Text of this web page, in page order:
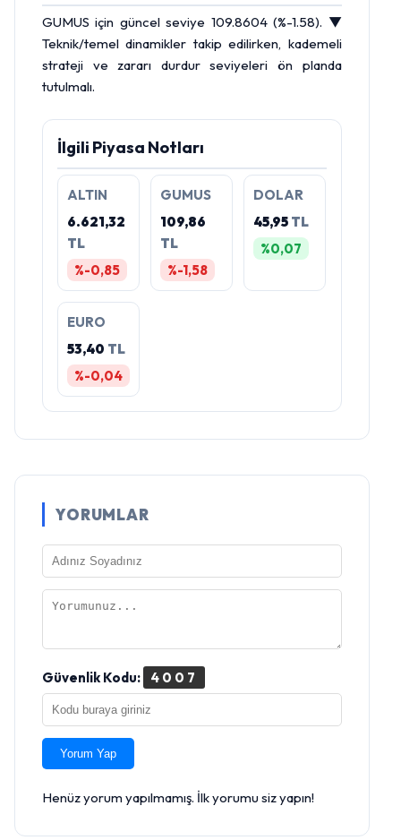
GUMUS için güncel seviye 109.8604 (%-1.58). ▼
Teknik/temel dinamikler takip edilirken, kademeli
strateji ve zararı durdur seviyeleri ön planda
tutulmalı.
İlgili Piyasa Notları
ALTIN
6.621,32
TL
%-0,85
GUMUS
109,86
TL
%-1,58
DOLAR
45,95 TL
%0,07
EURO
53,40 TL
%-0,04
YORUMLAR
Güvenlik Kodu: 4007
Yorum Yap
Henüz yorum yapılmamış. İlk yorumu siz yapın!